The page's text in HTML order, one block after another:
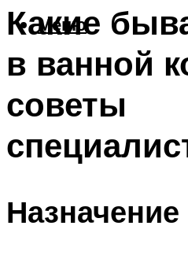
Меню
Какие
в ванной
советы
Назначение